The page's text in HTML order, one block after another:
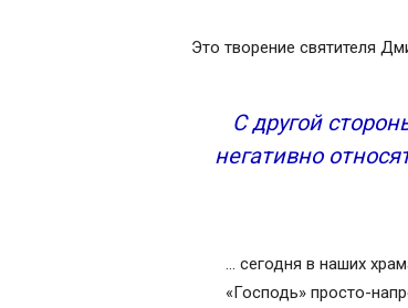
Это творение святителя
С другой
негативно
… сегодня в наших
«Господь» просто-